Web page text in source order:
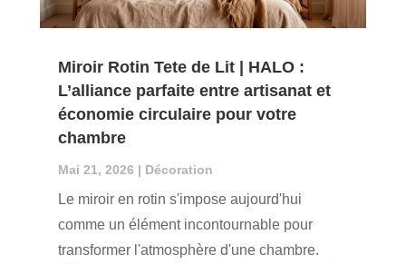
Miroir Rotin Tete de Lit | HALO :
L’alliance parfaite entre artisanat et
économie circulaire pour votre
chambre
Mai 21, 2026 | Décoration
Le miroir en rotin s'impose aujourd'hui
comme un élément incontournable pour
transformer l'atmosphère d'une chambre.